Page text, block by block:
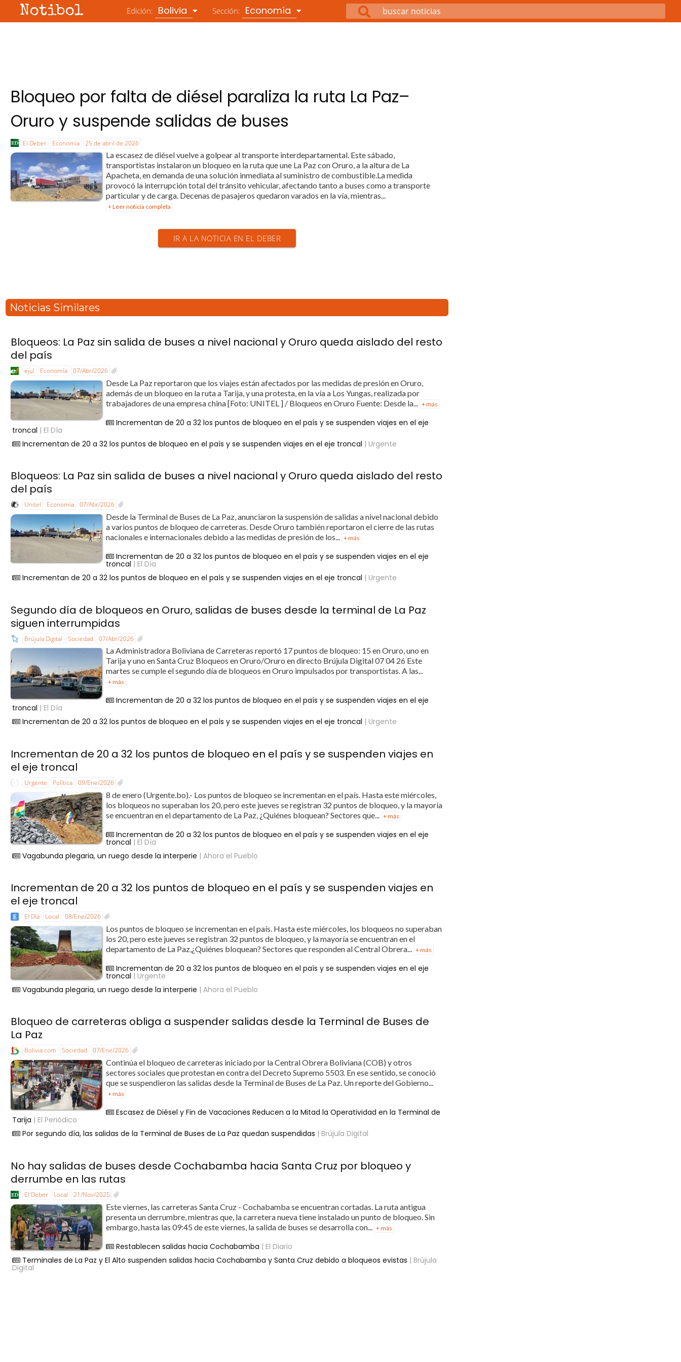
Notibol Edición: Bolivia Sección: Economía
Bloqueo por falta de diésel paraliza la ruta La Paz–
Oruro y suspende salidas de buses
El Deber Economía 25 de abril de 2026
La escasez de diésel vuelve a golpear al transporte interdepartamental. Este sábado,
transportistas instalaron un bloqueo en la ruta que une La Paz con Oruro, a la altura de La
Apacheta, en demanda de una solución inmediata al suministro de combustible.La medida
provocó la interrupción total del tránsito vehicular, afectando tanto a buses como a transporte
particular y de carga. Decenas de pasajeros quedaron varados en la vía, mientras...
+ Leer noticia completa
IR A LA NOTICIA EN EL DEBER
Noticias Similares
Bloqueos: La Paz sin salida de buses a nivel nacional y Oruro queda aislado del resto
del país
eju! Economía 07/Abr/2026
Desde La Paz reportaron que los viajes están afectados por las medidas de presión en Oruro,
además de un bloqueo en la ruta a Tarija, y una protesta, en la vía a Los Yungas, realizada por
trabajadores de una empresa china [Foto: UNITEL ] / Bloqueos en Oruro Fuente: Desde la...
+ más
Incrementan de 20 a 32 los puntos de bloqueo en el país y se suspenden viajes en el eje
troncal | El Día
Incrementan de 20 a 32 los puntos de bloqueo en el país y se suspenden viajes en el eje troncal | Urgente
Bloqueos: La Paz sin salida de buses a nivel nacional y Oruro queda aislado del resto
del país
Unitel Economía 07/Abr/2026
Desde la Terminal de Buses de La Paz, anunciaron la suspensión de salidas a nivel nacional debido
a varios puntos de bloqueo de carreteras. Desde Oruro también reportaron el cierre de las rutas
nacionales e internacionales debido a las medidas de presión de los... + más
Incrementan de 20 a 32 los puntos de bloqueo en el país y se suspenden viajes en el eje
troncal | El Día
Incrementan de 20 a 32 los puntos de bloqueo en el país y se suspenden viajes en el eje troncal | Urgente
Segundo día de bloqueos en Oruro, salidas de buses desde la terminal de La Paz
siguen interrumpidas
Brújula Digital Sociedad 07/Abr/2026
La Administradora Boliviana de Carreteras reportó 17 puntos de bloqueo: 15 en Oruro, uno en
Tarija y uno en Santa Cruz Bloqueos en Oruro/Oruro en directo Brújula Digital 07 04 26 Este
martes se cumple el segundo día de bloqueos en Oruro impulsados por transportistas. A las...
+ más
Incrementan de 20 a 32 los puntos de bloqueo en el país y se suspenden viajes en el eje
troncal | El Día
Incrementan de 20 a 32 los puntos de bloqueo en el país y se suspenden viajes en el eje troncal | Urgente
Incrementan de 20 a 32 los puntos de bloqueo en el país y se suspenden viajes en
el eje troncal
Urgente Política 09/Ene/2026
8 de enero (Urgente.bo).- Los puntos de bloqueo se incrementan en el país. Hasta este miércoles,
los bloqueos no superaban los 20, pero este jueves se registran 32 puntos de bloqueo, y la mayoría
se encuentran en el departamento de La Paz, ¿Quiénes bloquean? Sectores que...
+ más
Incrementan de 20 a 32 los puntos de bloqueo en el país y se suspenden viajes en el eje
troncal | El Día
Vagabunda plegaria, un ruego desde la interperie | Ahora el Pueblo
Incrementan de 20 a 32 los puntos de bloqueo en el país y se suspenden viajes en
el eje troncal
El Día Local 08/Ene/2026
Los puntos de bloqueo se incrementan en el país. Hasta este miércoles, los bloqueos no superaban
los 20, pero este jueves se registran 32 puntos de bloqueo, y la mayoría se encuentran en el
departamento de La Paz,¿Quiénes bloquean? Sectores que responden al Central Obrera... + más
Incrementan de 20 a 32 los puntos de bloqueo en el país y se suspenden viajes en el eje
troncal | Urgente
Vagabunda plegaria, un ruego desde la interperie | Ahora el Pueblo
Bloqueo de carreteras obliga a suspender salidas desde la Terminal de Buses de
La Paz
Bolivia.com Sociedad 07/Ene/2026
Continúa el bloqueo de carreteras iniciado por la Central Obrera Boliviana (COB) y otros
sectores sociales que protestan en contra del Decreto Supremo 5503. En ese sentido, se conoció
que se suspendieron las salidas desde la Terminal de Buses de La Paz. Un reporte del Gobierno...
+ más
Escasez de Diésel y Fin de Vacaciones Reducen a la Mitad la Operatividad en la Terminal de
Tarija | El Periódico
Por segundo día, las salidas de la Terminal de Buses de La Paz quedan suspendidas | Brújula Digital
No hay salidas de buses desde Cochabamba hacia Santa Cruz por bloqueo y
derrumbe en las rutas
El Deber Local 21/Nov/2025
Este viernes, las carreteras Santa Cruz - Cochabamba se encuentran cortadas. La ruta antigua
presenta un derrumbre, mientras que, la carretera nueva tiene instalado un punto de bloqueo. Sin
embargo, hasta las 09:45 de este viernes, la salida de buses se desarrolla con...
+ más
Restablecen salidas hacia Cochabamba | El Diario
Terminales de La Paz y El Alto suspenden salidas hacia Cochabamba y Santa Cruz debido a bloqueos evistas | Brújula
Digital